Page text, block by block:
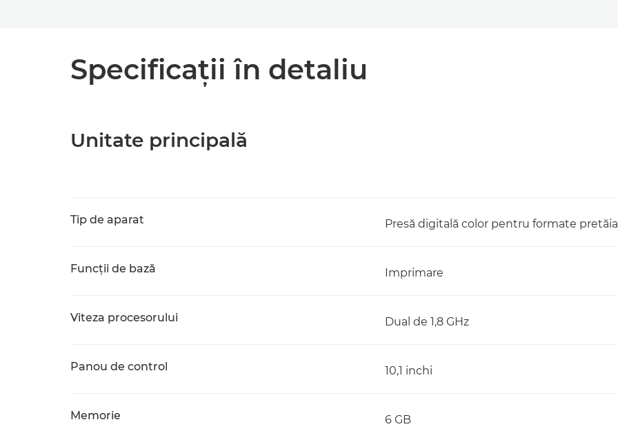
Specificaţii în detaliu
Unitate principală
Tip de aparat Presă digitală color pentru formate
Funcţii de bază Imprimare
Viteza procesorului Dual de 1,8 GHz
Panou de control 10,1 inchi
Memorie 6 GB